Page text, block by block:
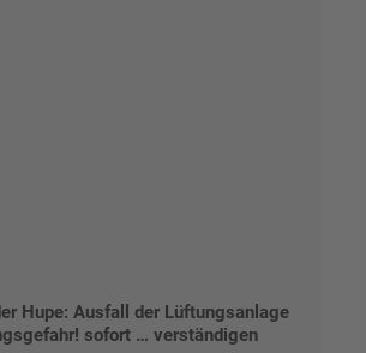
Hupe: Ausfall der Lüftungsanlage
sofort … verständigen